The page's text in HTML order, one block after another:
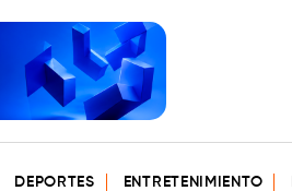
DEPORTES ENTRETENIMIENTO